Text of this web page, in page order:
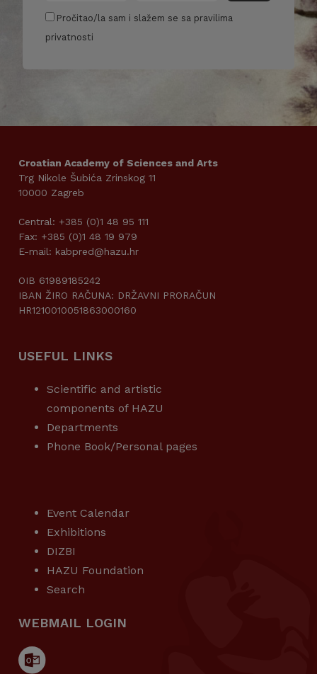
Pročitao/la sam i slažem se sa pravilima
privatnosti
Croatian Academy of Sciences and Arts
Trg Nikole Šubića Zrinskog 11
10000 Zagreb
Central: +385 (0)1 48 95 111
Fax: +385 (0)1 48 19 979
E-mail: kabpred@hazu.hr
OIB 61989185242
IBAN ŽIRO RAČUNA: DRŽAVNI PRORAČUN
HR1210010051863000160
USEFUL LINKS
Scientific and artistic
components of HAZU
Departments
Phone Book/Personal pages
Event Calendar
Exhibitions
DIZBI
HAZU Foundation
Search
WEBMAIL LOGIN